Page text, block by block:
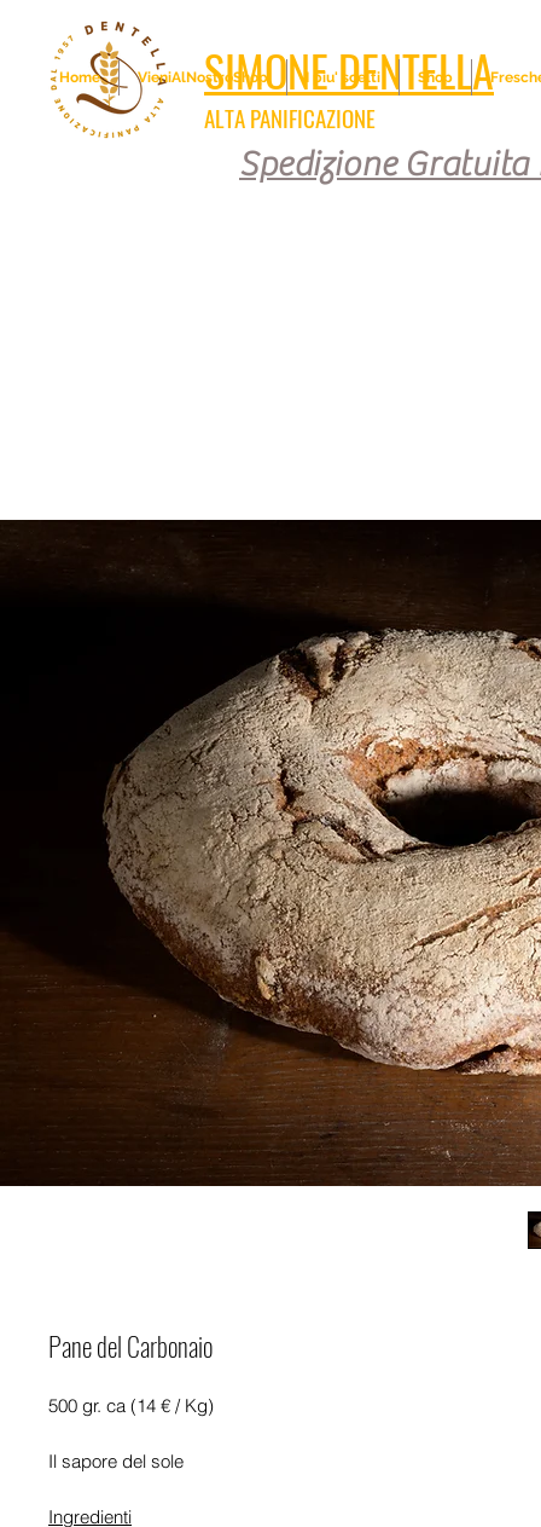
SIMONE DENTELLA
ALTA PANIFICAZIONE
Home VieniAlNostroShop I piu' scelti Shop
Spedizione
Pane del Carbonaio
500 gr. ca (14 € / Kg)
Il sapore del sole
Ingredienti